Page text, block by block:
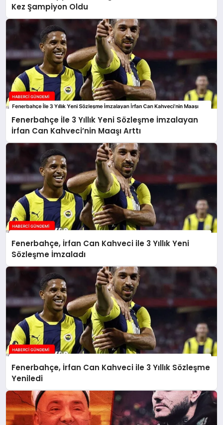
Kez Şampiyon Oldu
Fenerbahçe İle 3 Yıllık Yeni Sözleşme İmzalayan
İrfan Can Kahveci’nin Maaşı Arttı
Fenerbahçe, İrfan Can Kahveci ile 3 Yıllık Yeni
Sözleşme İmzaladı
Fenerbahçe, İrfan Can Kahveci ile 3 Yıllık Sözleşme
Yeniledi